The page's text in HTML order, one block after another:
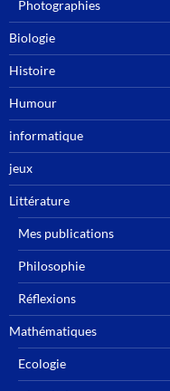
Photographies
Biologie
Histoire
Humour
informatique
jeux
Littérature
Mes publications
Philosophie
Réflexions
Mathématiques
Ecologie